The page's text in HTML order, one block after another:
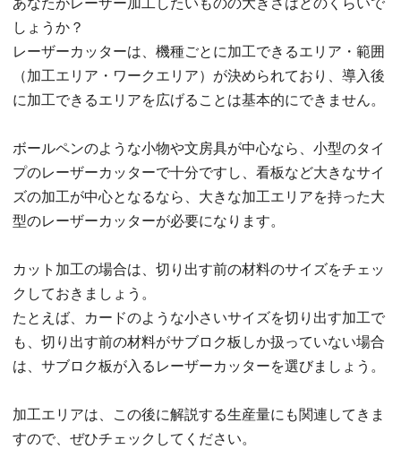
あなたがレーザー加工したいものの大きさはどのくらいで
しょうか？
レーザーカッターは、機種ごとに加工できるエリア・範囲
（加工エリア・ワークエリア）が決められており、導入後
に加工できるエリアを広げることは基本的にできません。
ボールペンのような小物や文房具が中心なら、小型のタイ
プのレーザーカッターで十分ですし、看板など大きなサイ
ズの加工が中心となるなら、大きな加工エリアを持った大
型のレーザーカッターが必要になります。
カット加工の場合は、切り出す前の材料のサイズをチェッ
クしておきましょう。
たとえば、カードのような小さいサイズを切り出す加工で
も、切り出す前の材料がサブロク板しか扱っていない場合
は、サブロク板が入るレーザーカッターを選びましょう。
加工エリアは、この後に解説する生産量にも関連してきま
すので、ぜひチェックしてください。